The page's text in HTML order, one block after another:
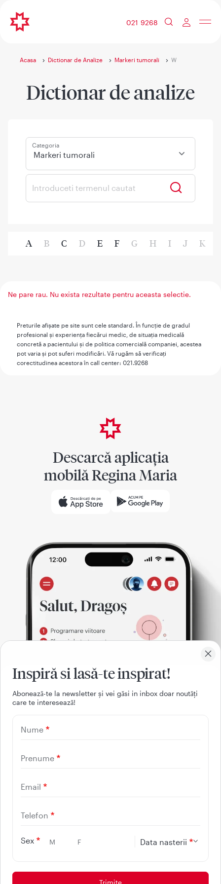
021 9268
Acasa Dictionar de Analize Markeri tumorali W
Dictionar de analize
Categoria
Markeri tumorali
A B C D E F G H I J K
Ne pare rau. Nu exista rezultate pentru aceasta selectie.
Inspiră si lasă-te inspirat!
Aboneazǎ-te la newsletter și vei gǎsi in inbox doar noutǎți
care te intereseazǎ!
Nume
Prenume
Email
Telefon
Sex M F Data nasterii
Preturile afişate pe site sunt cele standard. În funcţie de gradul
profesional şi experienţa fiecărui medic, de situaţia medicală
concretă a pacientului şi de politica comercială companiei, acestea
pot varia şi pot suferi modificări. Vă rugăm să verificaţi
corectitudinea acestora în call center: 021.9268
Descarcă aplicația
mobilă Regina Maria
CONTACT